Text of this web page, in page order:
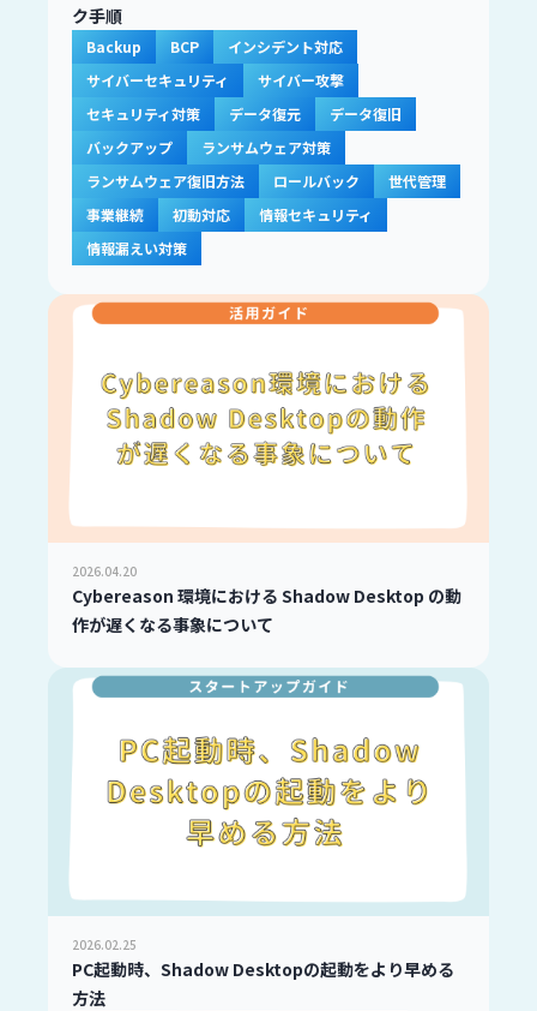
ク手順
Backup BCP
インシデント対応
サイバーセキュリティ
サイバー攻撃
セキュリティ対策
データ復元
データ復旧
バックアップ
ランサムウェア対策
ランサムウェア復旧方法
ロールバック
世代管理
事業継続
初動対応
情報セキュリティ
情報漏えい対策
2026.04.20
Cybereason 環境における Shadow Desktop の動
作が遅くなる事象について
2026.02.25
PC起動時、Shadow Desktopの起動をより早める
方法